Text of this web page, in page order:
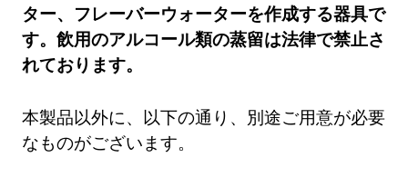
ター、フレーバーウォーターを作成する器具で
す。飲用のアルコール類の蒸留は法律で禁止さ
れております。
本製品以外に、以下の通り、別途ご用意が必要
なものがございます。